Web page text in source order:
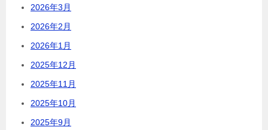
2026年3月
2026年2月
2026年1月
2025年12月
2025年11月
2025年10月
2025年9月